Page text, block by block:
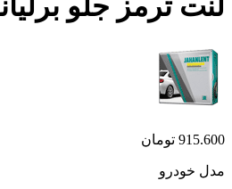
915.600 تومان
مدل خودرو